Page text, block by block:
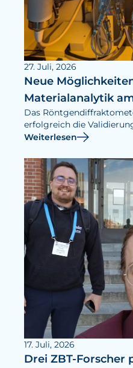
27. Juli, 2026
Neue
Materialanalytik
Das
erfolgreich die
Weiterlesen
17. Juli, 2026
Drei ZBT-Forscher